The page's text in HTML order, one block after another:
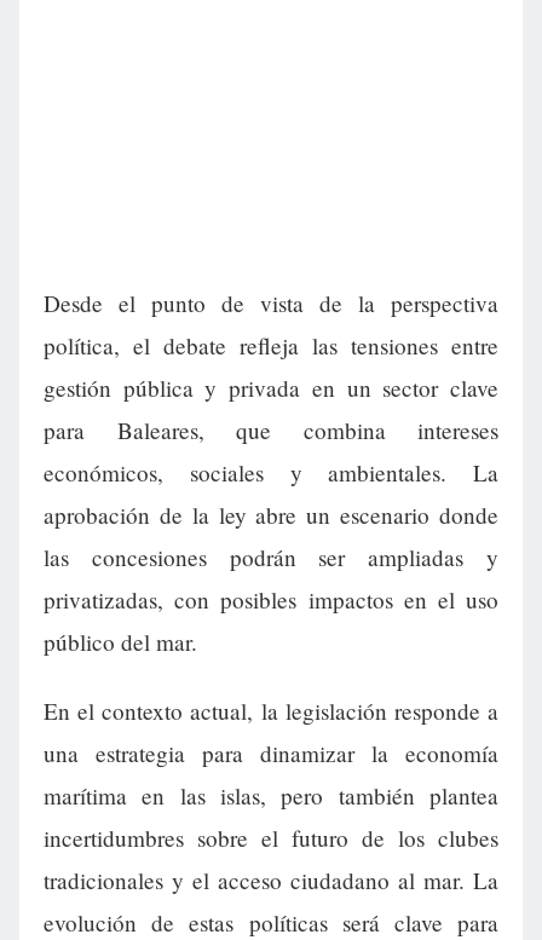
Desde el punto de vista de la perspectiva
política, el debate refleja las tensiones entre
gestión pública y privada en un sector clave
para Baleares, que combina intereses
económicos, sociales y ambientales. La
aprobación de la ley abre un escenario donde
las concesiones podrán ser ampliadas y
privatizadas, con posibles impactos en el uso
público del mar.
En el contexto actual, la legislación responde a
una estrategia para dinamizar la economía
marítima en las islas, pero también plantea
incertidumbres sobre el futuro de los clubes
tradicionales y el acceso ciudadano al mar. La
evolución de estas políticas será clave para